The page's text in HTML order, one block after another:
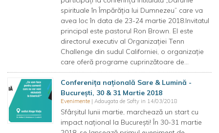
spirituale în Împărăția lui Dumnezeu” care va
avea loc în data de 23-24 martie 2018.Invitatul
principal este pastorul Ron Brown. El este
directorul executiv al Organizației Tenn
Challenge din sudul Californiei, o organizație
care oferă programe cuprinzătoare de...
Conferenița națională Sare & Lumină -
București, 30 & 31 Martie 2018
Evenimente | Adaugata de Softy in 14/03/2018
Sfârșitul lunii martie, marchează un start cu
impact național la București! În 30-31 martie